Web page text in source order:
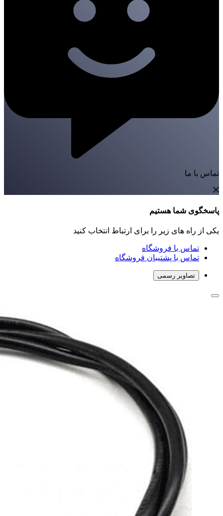
تماس با ما
پاسخگوی شما هستیم
یکی از راه های زیر را برای ارتباط انتخاب کنید
تماس با فروشگاه
تماس با پشتیبان فروشگاه
تصاویر رسمی